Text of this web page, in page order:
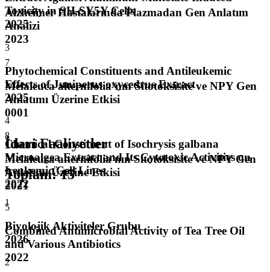
Alzheimer Hastalarında Plazmadan Gen Anlatım
Analizi
2023
7
Melaleuca alternifolia’nın Sitotoksisite ve NPY Gen
Anlatımı Üzerine Etkisi
0001
8
Melaleuca alternifolia'nın Sitotoksisite ve NPY Gen
Anlatımı Üzerine Etkisi
2021
Toxicity in SH-SY5Y Cells
2025
3
Phytochemical Constituents and Antileukemic
Effects of Juniperus oxycedrus Extract
2025
4
Chemical Constituent of Isochrysis galbana
Microalgea Extract and Its Cytotoxic Activities on
Leukemic Cell Lines
2022
5
Combined Antimicrobial Activity of Tea Tree Oil
and Various Antibiotics
2022
İdari Faaliyetler
Toplam:15
1
Biyolojik Aktiviteler Grubu
2026
2